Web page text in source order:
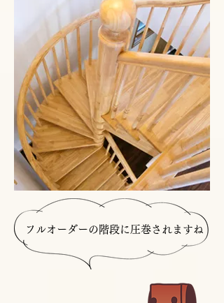
フルオーダーの階段に圧巻されますね